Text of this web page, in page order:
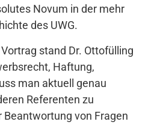
Novum in der mehr
des UWG.
stand Dr. Ottofülling
Haftung,
man aktuell genau
Referenten zu
Beantwortung von Fragen